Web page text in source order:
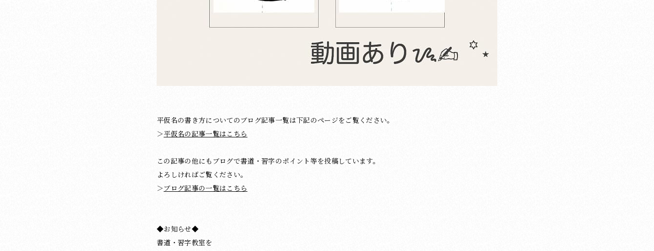
平仮名の書き方についてのブログ記事一覧は下記のページをご覧ください。
＞平仮名の記事一覧はこちら
この記事の他にもブログで書道・習字のポイント等を投稿しています。
よろしければご覧ください。
＞ ブログ記事の一覧はこちら
◆お知らせ◆
書道・習字教室を